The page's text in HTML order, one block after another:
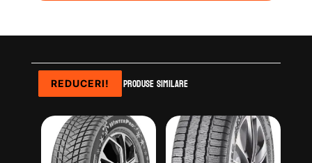
Produse similare
REDUCERI!
REDUCERI!
REDUCERI!
REDUCERI!